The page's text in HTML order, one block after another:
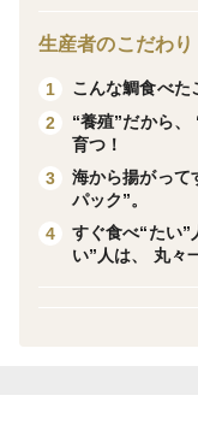
鯛しゃぶなどで軽
熨斗ご用意いたしま
生産者のこだわり
1
こんな鯛食べた
2
“養殖”だから、
育つ！
3
海から揚がって
パック”。
4
すぐ食べ“たい”
い”人は、 丸々